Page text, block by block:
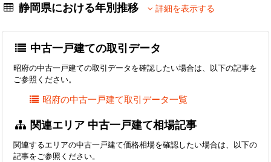
静岡県における年別推移 詳細を表示する
中古一戸建ての取引データ
昭府の中古一戸建ての取引データを確認したい場合は、以下の記事を
ご参照ください。
昭府の中古一戸建て取引データ一覧
関連エリア 中古一戸建て相場記事
関連するエリアの中古一戸建て価格相場を確認したい場合は、以下の
記事をご参照ください。